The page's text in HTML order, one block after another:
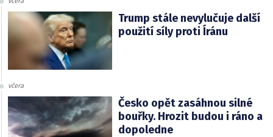
Trump stále nevylučuje další
použití síly proti Íránu
včera
Česko opět zasáhnou silné
bouřky. Hrozit budou i ráno a
dopoledne